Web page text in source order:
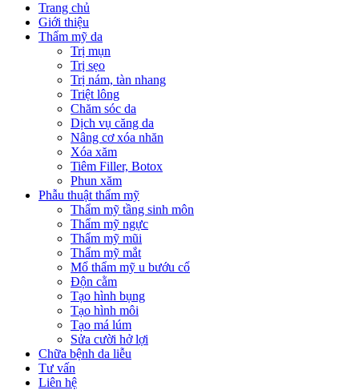
Trang chủ
Giới thiệu
Thẩm mỹ da
Trị mụn
Trị sẹo
Trị nám, tàn nhang
Triệt lông
Chăm sóc da
Dịch vụ căng da
Nâng cơ xóa nhăn
Xóa xăm
Tiêm Filler, Botox
Phun xăm
Phẫu thuật thẩm mỹ
Thẩm mỹ tầng sinh môn
Thẩm mỹ ngực
Thẩm mỹ mũi
Thẩm mỹ mắt
Mổ thẩm mỹ u bướu cổ
Độn cằm
Tạo hình bụng
Tạo hình môi
Tạo má lúm
Sửa cười hở lợi
Chữa bệnh da liễu
Tư vấn
Liên hệ